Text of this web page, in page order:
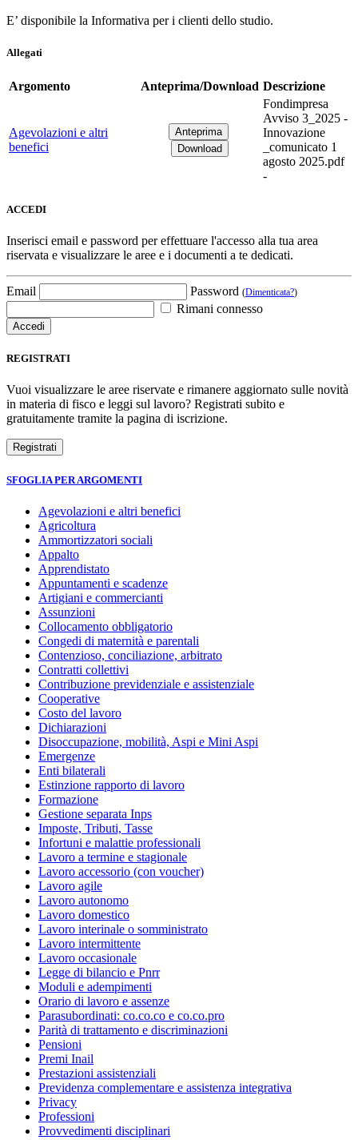
E’ disponibile la Informativa per i clienti dello studio.
Allegati
Argomento Anteprima/Download Descrizione
Agevolazioni e altri
benefici
Fondimpresa
Avviso 3_2025 -
Innovazione
_comunicato 1
agosto 2025.pdf
-
ACCEDI
Inserisci email e password per effettuare l'accesso alla tua area
riservata e visualizzare le aree e i documenti a te dedicati.
Email Password (Dimenticata?)
Rimani connesso
REGISTRATI
Vuoi visualizzare le aree riservate e rimanere aggiornato sulle novità
in materia di fisco e leggi sul lavoro? Registrati subito e
gratuitamente tramite la pagina di iscrizione.
SFOGLIA PER ARGOMENTI
Agevolazioni e altri benefici
Agricoltura
Ammortizzatori sociali
Appalto
Apprendistato
Appuntamenti e scadenze
Artigiani e commercianti
Assunzioni
Collocamento obbligatorio
Congedi di maternità e parentali
Contenzioso, conciliazione, arbitrato
Contratti collettivi
Contribuzione previdenziale e assistenziale
Cooperative
Costo del lavoro
Dichiarazioni
Disoccupazione, mobilità, Aspi e Mini Aspi
Emergenze
Enti bilaterali
Estinzione rapporto di lavoro
Formazione
Gestione separata Inps
Imposte, Tributi, Tasse
Infortuni e malattie professionali
Lavoro a termine e stagionale
Lavoro accessorio (con voucher)
Lavoro agile
Lavoro autonomo
Lavoro domestico
Lavoro interinale o somministrato
Lavoro intermittente
Lavoro occasionale
Legge di bilancio e Pnrr
Moduli e adempimenti
Orario di lavoro e assenze
Parasubordinati: co.co.co e co.co.pro
Parità di trattamento e discriminazioni
Pensioni
Premi Inail
Prestazioni assistenziali
Previdenza complementare e assistenza integrativa
Privacy
Professioni
Provvedimenti disciplinari